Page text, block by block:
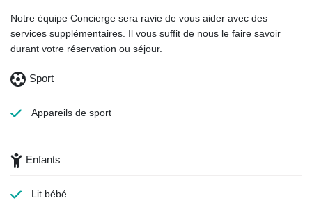
Notre équipe Concierge sera ravie de vous aider avec des
services supplémentaires. Il vous suffit de nous le faire savoir
durant votre réservation ou séjour.
Sport
Appareils de sport
Enfants
Lit bébé